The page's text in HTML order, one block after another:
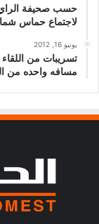
حسب صحيفة الراي
لاجتماع حماس
يونيو 16, 2012
تسريبات من
مسافه واحده من